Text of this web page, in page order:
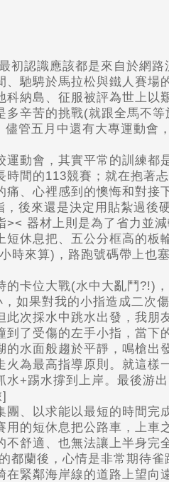
初認識應該都是來自於網
馳騁於馬拉松與鐵人賽
納島、征服被評為世上
辛苦的挑戰(就跟全馬不
管五月中還有大專運動會
動會，其實平常的訓練
間的113競賽；就在抱著
、心裡感到的懊悔和對
後來還是決定用貼紮過
器材上則是為了省力並
休息把、五公分框高的
時來算)，路跑號碼帶上也
的卡位大戰(水中大亂鬥?!)
如果對我的小指造成二次
次採水中跳水出發，我
了受傷的左手小指，當
水面般趨於平靜，鳴槍
為最高指導原則。就這
+踢水撐到上岸。最後游
]
團、以求能以最短的時間
的短休息把公路車，上
舒適、也無法讓上半身
都蘭後，心情是非常期待
緊鄰海岸線的道路上望